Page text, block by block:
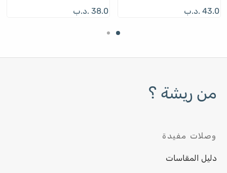
43.0 .د.ب
38.0 .د.ب
من ريشة ؟
وصلات مفيدة
دليل المقاسات